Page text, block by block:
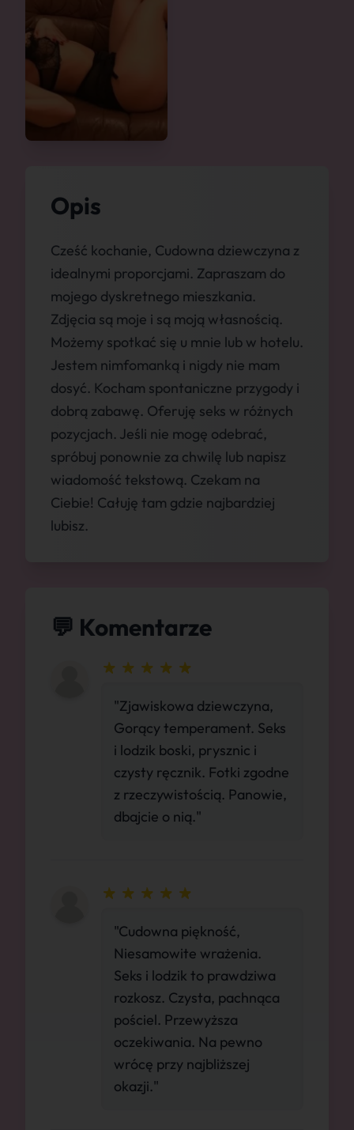
Opis
Cześć kochanie, Cudowna dziewczyna z
idealnymi proporcjami. Zapraszam do
mojego dyskretnego mieszkania.
Zdjęcia są moje i są moją własnością.
Możemy spotkać się u mnie lub w hotelu.
Jestem nimfomanką i nigdy nie mam
dosyć. Kocham spontaniczne przygody i
dobrą zabawę. Oferuję seks w różnych
pozycjach. Jeśli nie mogę odebrać,
spróbuj ponownie za chwilę lub napisz
wiadomość tekstową. Czekam na
Ciebie! Całuję tam gdzie najbardziej
lubisz.
💬 Komentarze
"Zjawiskowa dziewczyna,
Gorący temperament. Seks
i lodzik boski, prysznic i
czysty ręcznik. Fotki zgodne
z rzeczywistością. Panowie,
dbajcie o nią."
"Cudowna piękność,
Niesamowite wrażenia.
Seks i lodzik to prawdziwa
rozkosz. Czysta, pachnąca
pościel. Przewyższa
oczekiwania. Na pewno
wrócę przy najbliższej
okazji."